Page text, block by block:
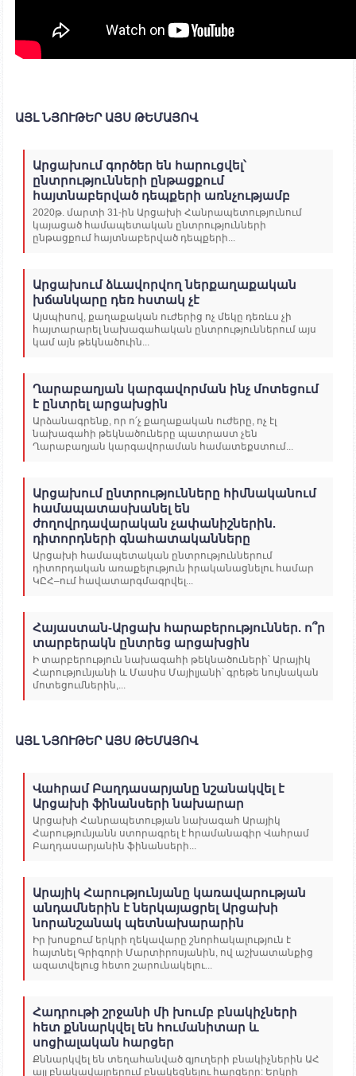
ԱՅԼ ՆՅՈՒԹԵՐ ԱՅՍ ԹԵՄԱՅՈՎ
Արցախում գործեր են հարուցվել՝
ընտրությունների ընթացքում
հայտնաբերված դեպքերի առնչությամբ
2020թ. մարտի 31-ին Արցախի Հանրապետությունում
կայացած համապետական ընտրությունների
ընթացքում հայտնաբերված դեպքերի...
Արցախում ձևավորվող ներքաղաքական
խճանկարը դեռ հստակ չէ
Այսպիսով, քաղաքական ուժերից ոչ մեկը դեռևս չի
հայտարարել նախագահական ընտրություններում այս
կամ այն թեկնածուին...
Ղարաբաղյան կարգավորման ինչ մոտեցում
է ընտրել արցախցին
Արձանագրենք, որ ո՛չ քաղաքական ուժերը, ոչ էլ
նախագահի թեկնածուները պատրաստ չեն
Ղարաբաղյան կարգավորաման համատեքստում...
Արցախում ընտրությունները հիմնականում
համապատասխանել են
ժողովրդավարական չափանիշներին.
դիտորդների գնահատականները
Արցախի համապետական ընտրություններում
դիտորդական առաքելություն իրականացնելու համար
ԿԸՀ–ում հավատարգմագրվել...
Հայաստան-Արցախ հարաբերություններ. ո՞ր
տարբերակն ընտրեց արցախցին
Ի տարբերություն նախագահի թեկնածուների՝ Արայիկ
Հարությունյանի և Մասիս Մայիլյանի՝ գրեթե նույնական
մոտեցումներին,...
ԱՅԼ ՆՅՈՒԹԵՐ ԱՅՍ ԹԵՄԱՅՈՎ
Վահրամ Բաղդասարյանը նշանակվել է
Արցախի ֆինանսերի նախարար
Արցախի Հանրապետության նախագահ Արայիկ
Հարությունյանն ստորագրել է հրամանագիր Վահրամ
Բաղդասարյանին ֆինանսերի...
Արայիկ Հարությունյանը կառավարության
անդամներին է ներկայացրել Արցախի
նորանշանակ պետնախարարին
Իր խոսքում երկրի ղեկավարը շնորհակալություն է
հայտնել Գրիգորի Մարտիրոսյանին, ով աշխատանքից
ազատվելուց հետո շարունակելու...
Հադրութի շրջանի մի խումբ բնակիչների
հետ քննարկվել են հումանիտար և
սոցիալական հարցեր
Քննարկվել են տեղահանված գյուղերի բնակիչներին ԱՀ
այլ բնակավայրերում բնակեցնելու հարցերը: Երկրի